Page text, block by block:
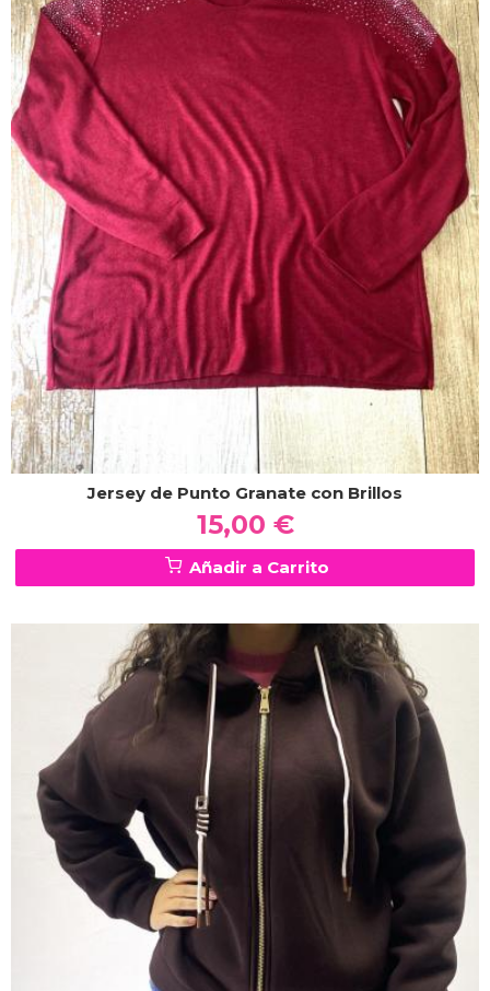
Jersey de Punto Granate con Brillos
15,00 €
Añadir a Carrito